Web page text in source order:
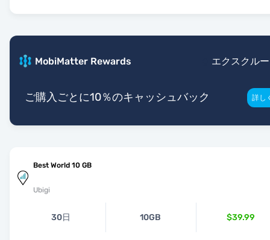
MobiMatter Rewards エクスクル
ご購入ごとに10％のキャッシュバック 詳し
Best World 10 GB
Ubigi
30日 10GB $39.99